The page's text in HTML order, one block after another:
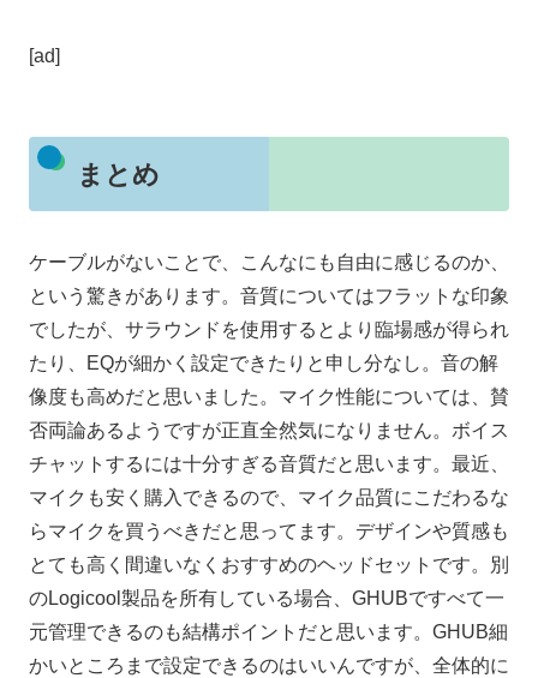
[ad]
まとめ
ケーブルがないことで、こんなにも自由に感じるのか、
という驚きがあります。音質についてはフラットな印象
でしたが、サラウンドを使用するとより臨場感が得られ
たり、EQが細かく設定できたりと申し分なし。音の解
像度も高めだと思いました。マイク性能については、賛
否両論あるようですが正直全然気になりません。ボイス
チャットするには十分すぎる音質だと思います。最近、
マイクも安く購入できるので、マイク品質にこだわるな
らマイクを買うべきだと思ってます。デザインや質感も
とても高く間違いなくおすすめのヘッドセットです。別
のLogicool製品を所有している場合、GHUBですべて一
元管理できるのも結構ポイントだと思います。GHUB細
かいところまで設定できるのはいいんですが、全体的に